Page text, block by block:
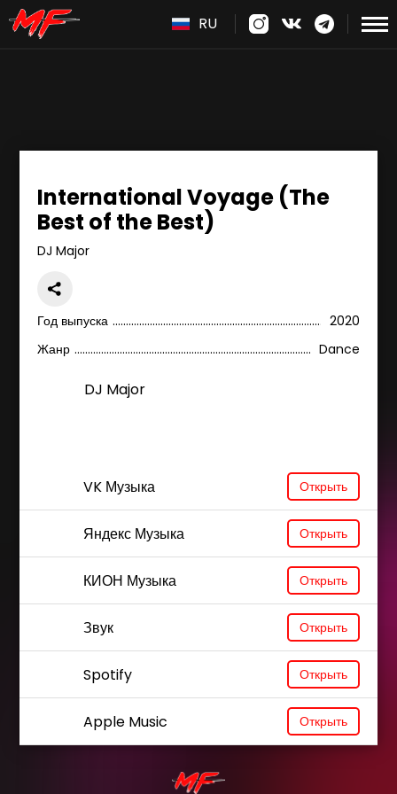
RU
International Voyage (The
Best of the Best)
DJ Major
Год выпуска
2020
Жанр
Dance
DJ Major
VK Музыка Открыть
Яндекс Музыка Открыть
КИОН Музыка Открыть
Звук Открыть
Spotify Открыть
Apple Music Открыть